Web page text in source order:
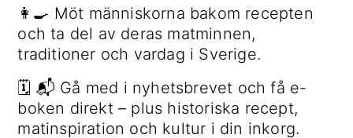
👩‍🍳 Möt människorna bakom recepten
och ta del av deras matminnen,
traditioner och vardag i Sverige.
🗓 📬 Gå med i nyhetsbrevet och få e-
boken direkt – plus historiska recept,
matinspiration och kultur i din inkorg.